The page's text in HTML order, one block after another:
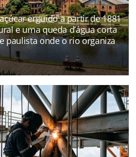
erguido a partir de 1881
e uma queda d’água corta
paulista onde o rio organiza